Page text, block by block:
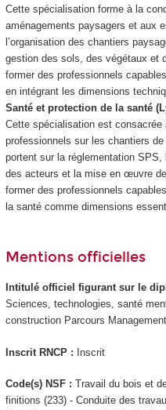
Cette spécialisation forme à la
aménagements paysagers et aux
l’organisation des chantiers
gestion des sols, des végétaux et
former des professionnels
en intégrant les dimensions
Santé et protection de la santé
Cette spécialisation est consacrée
professionnels sur les chantiers
portent sur la réglementation SPS,
des acteurs et la mise en œuvre
former des professionnels
la santé comme dimensions
Mentions officielles
Intitulé officiel figurant sur le
Sciences, technologies, santé
construction Parcours
Inscrit RNCP: Inscrit
Code(s) NSF : Travail du bois et
finitions (233) - Conduite des